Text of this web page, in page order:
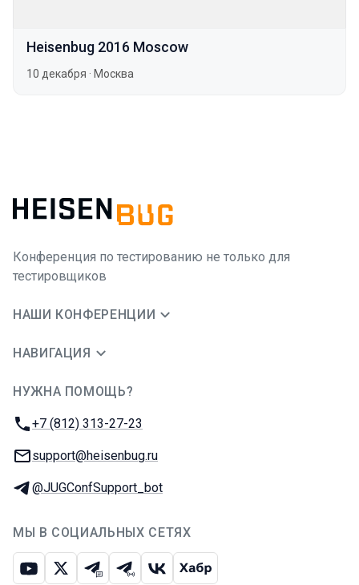
Heisenbug 2016 Moscow
10 декабря · Москва
Конференция по тестированию не только для
тестировщиков
НАШИ КОНФЕРЕНЦИИ
НАВИГАЦИЯ
НУЖНА ПОМОЩЬ?
Телефон:
+7 (812) 313-27-23
E-mail:
support@heisenbug.ru
Телеграм:
@JUGConfSupport_bot
МЫ В СОЦИАЛЬНЫХ СЕТЯХ
ЮтубИкс Телеграм-чат
Телеграм-канал
ВКонтакте
Хабр